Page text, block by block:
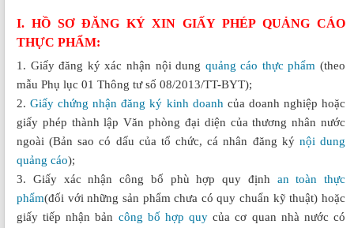
I. HỒ SƠ ĐĂNG KÝ XIN GIẤY PHÉP QUẢNG CÁO
THỰC PHẨM:
1. Giấy đăng ký xác nhận nội dung quảng cáo thực phẩm (theo
mẫu Phụ lục 01 Thông tư số 08/2013/TT-BYT);
2.Giấy chứng nhận đăng ký kinh doanh của doanh nghiệp hoặc
giấy phép thành lập Văn phòng đại diện của thương nhân nước
ngoài (Bản sao có dấu của tổ chức, cá nhân đăng ký nội dung
quảng cáo);
3. Giấy xác nhận công bố phù hợp quy định an toàn thực
phẩm(đối với những sản phẩm chưa có quy chuẩn kỹ thuật) hoặc
giấy tiếp nhận bản công bố hợp quy của cơ quan nhà nước có